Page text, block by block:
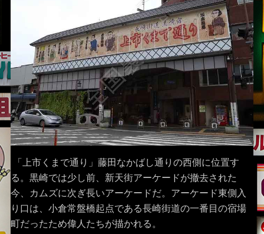
「上市くまで通り」藤田なかばし通りの西側に位置す
る。黒崎では少し前、新天街アーケードが撤去された
今、カムズに次ぎ長いアーケードだ。アーケード東側入
り口は、小倉常盤橋起点である長崎街道の一番目の宿場
町だったため偉人たちが描かれる。